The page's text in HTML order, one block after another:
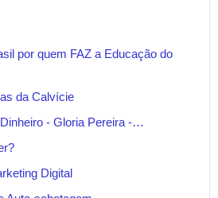
por quem FAZ a Educação do
da Calvície
- Gloria Pereira -…
Digital